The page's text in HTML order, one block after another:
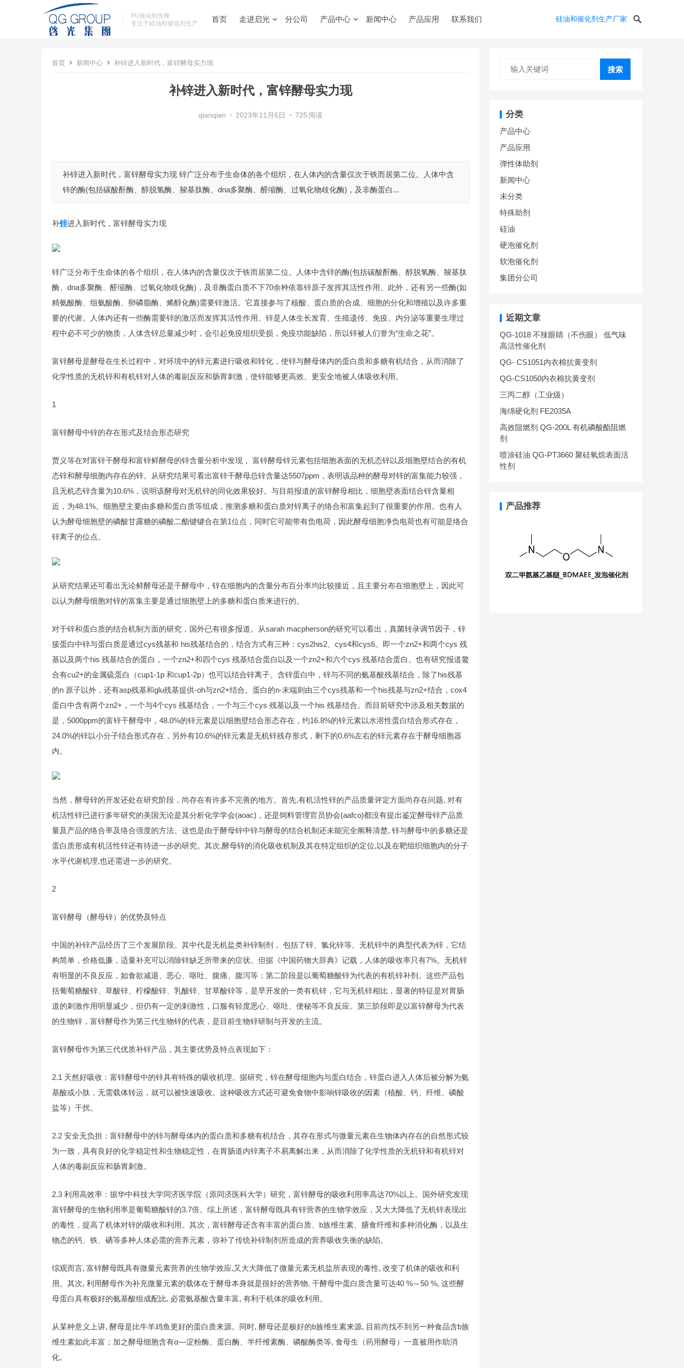
PU催化剂先锋
专注于硅油和催化剂生产
首页 走进启光 分公司 产品中心 新闻中心 产品应用 联系我们 硅油和催化剂生产厂家
首页 新闻中心 补锌进入新时代，富锌酵母实力现
补锌进入新时代，富锌酵母实力现
qianqian • 2023年11月6日 • 725 阅读
补锌进入新时代，富锌酵母实力现 锌广泛分布于生命体的各个组织，在人体内的含量仅次于铁而居第二位。人体中含
锌的酶(包括碳酸酐酶、醇脱氢酶、羧基肽酶、dna多聚酶、醛缩酶、过氧化物歧化酶)，及非酶蛋白...
补锌进入新时代，富锌酵母实力现
锌广泛分布于生命体的各个组织，在人体内的含量仅次于铁而居第二位。人体中含锌的酶(包括碳酸酐酶、醇脱氢酶、羧基肽
酶、dna多聚酶、醛缩酶、过氧化物歧化酶)，及非酶蛋白质不下70余种依靠锌原子发挥其活性作用。此外，还有另一些酶(如
精氨酸酶、组氨酸酶、卵磷脂酶、烯醇化酶)需要锌激活。它直接参与了核酸、蛋白质的合成、细胞的分化和增殖以及许多重
要的代谢。人体内还有一些酶需要锌的激活而发挥其活性作用。锌是人体生长发育、生殖遗传、免疫、内分泌等重要生理过
程中必不可少的物质，人体含锌总量减少时，会引起免疫组织受损，免疫功能缺陷，所以锌被人们誉为“生命之花”。
富锌酵母是酵母在生长过程中，对环境中的锌元素进行吸收和转化，使锌与酵母体内的蛋白质和多糖有机结合，从而消除了
化学性质的无机锌和有机锌对人体的毒副反应和肠胃刺激，使锌能够更高效、更安全地被人体吸收利用。
1
富锌酵母中锌的存在形式及结合形态研究
贾义等在对富锌干酵母和富锌鲜酵母的锌含量分析中发现， 富锌酵母锌元素包括细胞表面的无机态锌以及细胞壁结合的有机
态锌和酵母细胞内存在的锌。从研究结果可看出富锌干酵母总锌含量达5507ppm，表明该品种的酵母对锌的富集能力较强，
且无机态锌含量为10.6%，说明该酵母对无机锌的同化效果较好。与目前报道的富锌酵母相比，细胞壁表面结合锌含量相
近，为48.1%。细胞壁主要由多糖和蛋白质等组成，推测多糖和蛋白质对锌离子的络合和富集起到了很重要的作用。也有人
认为酵母细胞壁的磷酸甘露糖的磷酸二酯键键合在第1位点，同时它可能带有负电荷，因此酵母细胞净负电荷也有可能是络合
锌离子的位点。
从研究结果还可看出无论鲜酵母还是干酵母中，锌在细胞内的含量分布百分率均比较接近，且主要分布在细胞壁上，因此可
以认为酵母细胞对锌的富集主要是通过细胞壁上的多糖和蛋白质来进行的。
对于锌和蛋白质的结合机制方面的研究，国外已有很多报道。从sarah macpherson的研究可以看出，真菌转录调节因子，锌
簇蛋白中锌与蛋白质是通过cys残基和 his残基结合的，结合方式有三种：cys2his2、cys4和cys6。即一个zn2+和两个cys 残
基以及两个his 残基结合的蛋白，一个zn2+和四个cys 残基结合蛋白以及一个zn2+和六个cys 残基结合蛋白。也有研究报道鳌
合有cu2+的金属硫蛋白（cup1-1p 和cup1-2p）也可以结合锌离子。含锌蛋白中，锌与不同的氨基酸残基结合，除了his残基
的n 原子以外，还有asp残基和glu残基提供-oh与zn2+结合。蛋白的n-末端则由三个cys残基和一个his残基与zn2+结合，cox4
蛋白中含有两个zn2+，一个与4个cys 残基结合，一个与三个cys 残基以及一个his 残基结合。而目前研究中涉及相关数据的
是，5000ppm的富锌干酵母中，48.0%的锌元素是以细胞壁结合形态存在，约16.8%的锌元素以水溶性蛋白结合形式存在，
24.0%的锌以小分子结合形式存在，另外有10.6%的锌元素是无机锌残存形式，剩下的0.6%左右的锌元素存在于酵母细胞器
内。
当然，酵母锌的开发还处在研究阶段，尚存在有许多不完善的地方。首先,有机活性锌的产品质量评定方面尚存在问题, 对有
机活性锌已进行多年研究的美国无论是其分析化学学会(aoac)，还是饲料管理官员协会(aafco)都没有提出鉴定酵母锌产品质
量及产品的络合率及络合强度的方法。这也是由于酵母锌中锌与酵母的结合机制还未能完全阐释清楚, 锌与酵母中的多糖还是
蛋白质形成有机活性锌还有待进一步的研究。其次,酵母锌的消化吸收机制及其在特定组织的定位,以及在靶组织细胞内的分子
水平代谢机理,也还需进一步的研究。
2
富锌酵母（酵母锌）的优势及特点
中国的补锌产品经历了三个发展阶段。其中代是无机盐类补锌制剂， 包括了锌、氯化锌等。无机锌中的典型代表为锌，它结
构简单，价格低廉，适量补充可以消除锌缺乏所带来的症状。但据《中国药物大辞典》记载，人体的吸收率只有7%。无机锌
有明显的不良反应，如食欲减退、恶心、呕吐、腹痛、腹泻等；第二阶段是以葡萄糖酸锌为代表的有机锌补剂。这些产品包
括葡萄糖酸锌、草酸锌、柠檬酸锌、乳酸锌、甘草酸锌等，是早开发的一类有机锌，它与无机锌相比，显著的特征是对胃肠
道的刺激作用明显减少，但仍有一定的刺激性，口服有轻度恶心、呕吐、便秘等不良反应。第三阶段即是以富锌酵母为代表
的生物锌，富锌酵母作为第三代生物锌的代表，是目前生物锌研制与开发的主流。
富锌酵母作为第三代优质补锌产品，其主要优势及特点表现如下：
2.1 天然好吸收：富锌酵母中的锌具有特殊的吸收机理。据研究，锌在酵母细胞内与蛋白结合，锌蛋白进入人体后被分解为氨
基酸或小肽，无需载体转运，就可以被快速吸收。这种吸收方式还可避免食物中影响锌吸收的因素（植酸、钙、纤维、磷酸
盐等）干扰。
2.2 安全无负担：富锌酵母中的锌与酵母体内的蛋白质和多糖有机结合，其存在形式与微量元素在生物体内存在的自然形式较
为一致，具有良好的化学稳定性和生物稳定性，在胃肠道内锌离子不易离解出来，从而消除了化学性质的无机锌和有机锌对
人体的毒副反应和肠胃刺激。
2.3 利用高效率：据华中科技大学同济医学院（原同济医科大学）研究，富锌酵母的吸收利用率高达70%以上。国外研究发现
富锌酵母的生物利用率是葡萄糖酸锌的3.7倍。综上所述，富锌酵母既具有锌营养的生物学效应，又大大降低了无机锌表现出
的毒性，提高了机体对锌的吸收和利用。其次，富锌酵母还含有丰富的蛋白质、b族维生素、膳食纤维和多种消化酶，以及生
物态的钙、铁、硒等多种人体必需的营养元素，弥补了传统补锌制剂所造成的营养吸收失衡的缺陷。
综观而言, 富锌酵母既具有微量元素营养的生物学效应,又大大降低了微量元素无机盐所表现的毒性, 改变了机体的吸收和利
用。其次, 利用酵母作为补充微量元素的载体在于酵母本身就是很好的营养物, 干酵母中蛋白质含量可达40 %～50 %, 这些酵
母蛋白具有极好的氨基酸组成配比, 必需氨基酸含量丰富, 有利于机体的吸收利用。
从某种意义上讲, 酵母是比牛羊鸡鱼更好的蛋白质来源。同时, 酵母还是极好的b族维生素来源, 目前尚找不到另一种食品含b族
维生素如此丰富；加之酵母细胞含有α—淀粉酶、蛋白酶、半纤维素酶、磷酸酶类等, 食母生（药用酵母）一直被用作助消
化。
搜索
分类
产品中心
产品应用
弹性体助剂
新闻中心
未分类
特殊助剂
硅油
硬泡催化剂
软泡催化剂
集团分公司
近期文章
QG-1018 不辣眼睛（不伤眼） 低气味
高活性催化剂
QG- CS1051内衣棉抗黄变剂
QG-CS1050内衣棉抗黄变剂
三丙二醇（工业级）
海绵硬化剂 FE2035A
高效阻燃剂 QG-200L 有机磷酸酯阻燃
剂
喷涂硅油 QG-PT3660 聚硅氧烷表面活
性剂
产品推荐